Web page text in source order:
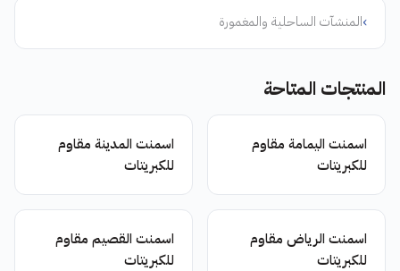
›المنشآت الساحلية والمغمورة
المنتجات المتاحة
اسمنت اليمامة مقاوم
للكبريتات
اسمنت المدينة مقاوم
للكبريتات
اسمنت الرياض مقاوم
للكبريتات
اسمنت القصيم مقاوم
للكبريتات